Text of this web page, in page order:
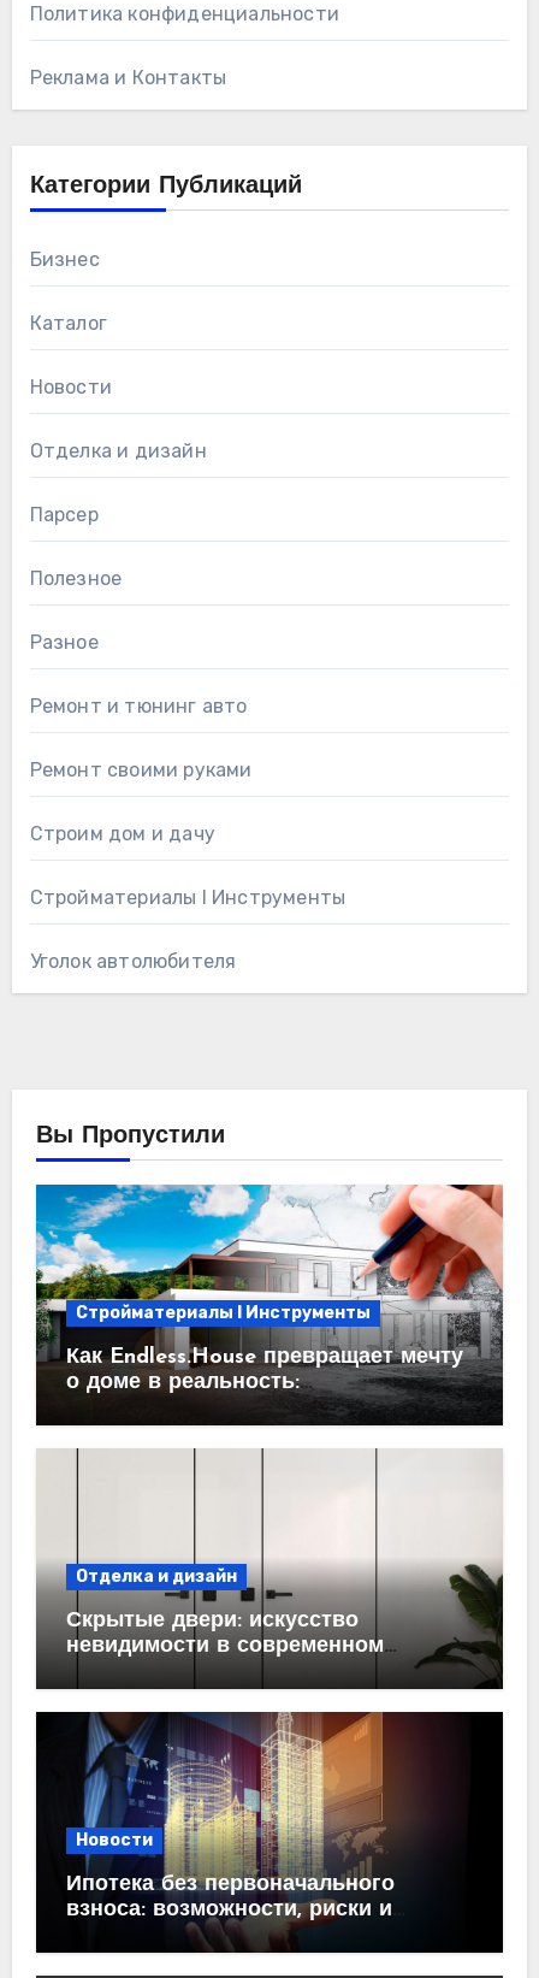
Политика конфиденциальности
Реклама и Контакты
Категории Публикаций
Бизнес
Каталог
Новости
Отделка и дизайн
Парсер
Полезное
Разное
Ремонт и тюнинг авто
Ремонт своими руками
Строим дом и дачу
Стройматериалы l Инструменты
Уголок автолюбителя
Вы Пропустили
Стройматериалы l Инструменты
Как Endless.House превращает мечту
о доме в реальность:
проектирование под ключ
Отделка и дизайн
Скрытые двери: искусство
невидимости в современном
Новости
Ипотека без первоначального
взноса: возможности, риски и
практические рекомендации<